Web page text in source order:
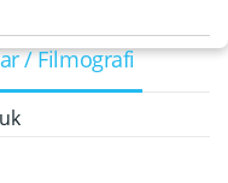
/ Filmografi